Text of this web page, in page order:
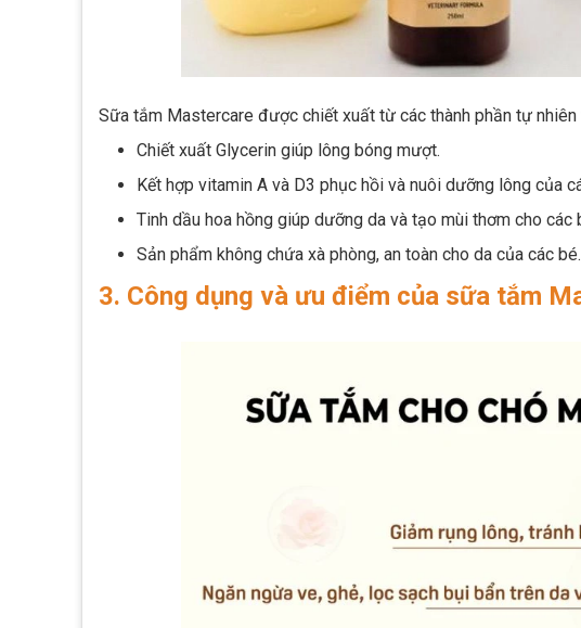
Sữa tắm Mastercare được chiết xuất từ các thành phần tự nhiên
Chiết xuất Glycerin giúp lông bóng mượt.
Kết hợp vitamin A và D3 phục hồi và nuôi dưỡng lông của
Tinh dầu hoa hồng giúp dưỡng da và tạo mùi thơm cho các
Sản phẩm không chứa xà phòng, an toàn cho da của các bé.
3. Công dụng và ưu điểm của sữa tắm